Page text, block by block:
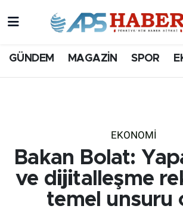
GÜNDEM MAGAZİN SPOR
EKONOMİ
Bakan Bolat:
ve dijitalleşme
temel unsuru